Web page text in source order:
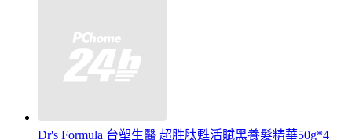
Dr's Formula 台塑生醫 超胜肽甦活賦黑養髮精華50g*4